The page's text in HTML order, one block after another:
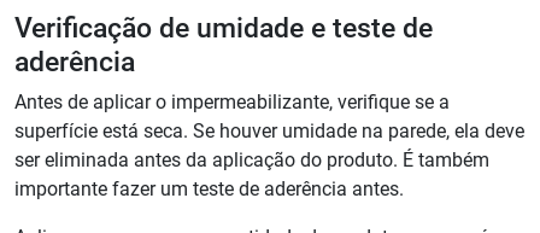
Verificação de umidade e teste de
aderência
Antes de aplicar o impermeabilizante, verifique se a
superfície está seca. Se houver umidade na parede, ela deve
ser eliminada antes da aplicação do produto. É também
importante fazer um teste de aderência antes.